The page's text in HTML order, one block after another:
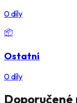
0díly
📦
Ostatní
0díly